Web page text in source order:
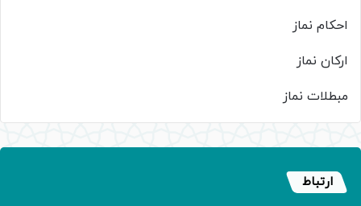
احکام نماز
ارکان نماز
مبطلات نماز
ارتباط